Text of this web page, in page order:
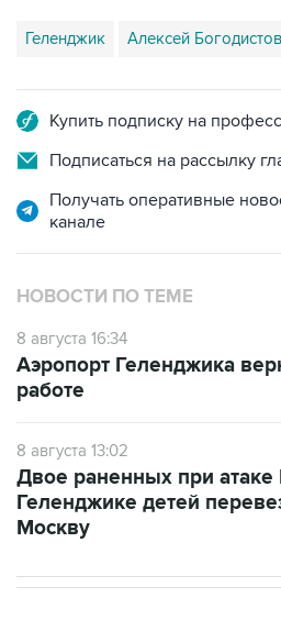
Геленджик Алексей Богодистов
Купить подписку на
Подписаться на рассылку
Получать оперативные
канале
НОВОСТИ ПО ТЕМЕ
8 августа 16:34
Аэропорт Геленджика
работе
8 августа 13:02
Двое раненных при
Геленджике детей
Москву